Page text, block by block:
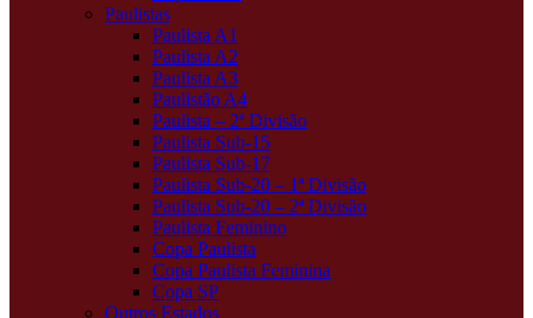
Paulistas
Paulista A1
Paulista A2
Paulista A3
Paulistão A4
Paulista – 2ª Divisão
Paulista Sub-15
Paulista Sub-17
Paulista Sub-20 – 1ª Divisão
Paulista Sub-20 – 2ª Divisão
Paulista Feminino
Copa Paulista
Copa Paulista Feminina
Copa SP
Outros Estados